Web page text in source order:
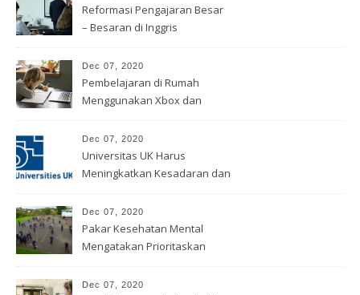
Reformasi Pengajaran Besar
– Besaran di Inggris
Dec 07, 2020
Pembelajaran di Rumah
Menggunakan Xbox dan
Dec 07, 2020
Universitas UK Harus
Meningkatkan Kesadaran dan
Rasisme
Dec 07, 2020
Pakar Kesehatan Mental
Mengatakan Prioritaskan
Dec 07, 2020